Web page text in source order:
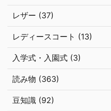
レザー (37)
レディースコート (13)
入学式・入園式 (3)
読み物 (363)
豆知識 (92)